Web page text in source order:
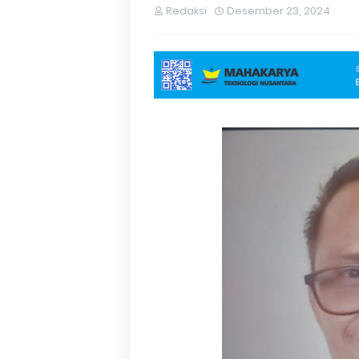
Redaksi Desember 23, 2024